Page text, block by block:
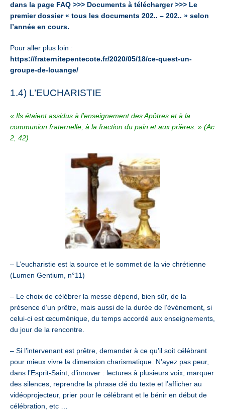
dans la page FAQ >>> Documents à télécharger >>> Le
premier dossier « tous les documents 202.. – 202.. » selon
l’année en cours.
Pour aller plus loin :
https://fraternitepentecote.fr/2020/05/18/ce-quest-un-
groupe-de-louange/
1.4) L’EUCHARISTIE
« Ils étaient assidus à l’enseignement des Apôtres et à la
communion fraternelle, à la fraction du pain et aux prières. » (Ac
2, 42)
– L’eucharistie est la source et le sommet de la vie chrétienne
(Lumen Gentium, n°11)
– Le choix de célébrer la messe dépend, bien sûr, de la
présence d’un prêtre, mais aussi de la durée de l’évènement, si
celui-ci est œcuménique, du temps accordé aux enseignements,
du jour de la rencontre.
– Si l’intervenant est prêtre, demander à ce qu’il soit célébrant
pour mieux vivre la dimension charismatique. N’ayez pas peur,
dans l’Esprit-Saint, d’innover : lectures à plusieurs voix, marquer
des silences, reprendre la phrase clé du texte et l’afficher au
vidéoprojecteur, prier pour le célébrant et le bénir en début de
célébration, etc …